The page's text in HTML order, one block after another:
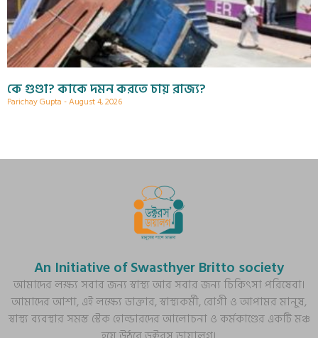
কে গুণ্ডা? কাকে দমন করতে চায় রাজ্য?
Parichay Gupta August 4, 2026
An Initiative of Swasthyer Britto society
আমাদের লক্ষ্য সবার জন্য স্বাস্থ্য আর সবার জন্য চিকিৎসা পরিষেবা।
আমাদের আশা, এই লক্ষ্যে ডাক্তার, স্বাস্থ্যকর্মী, রোগী ও আপামর মানুষ,
স্বাস্থ্য ব্যবস্থার সমস্ত স্টেক হোল্ডারদের আলোচনা ও কর্মকাণ্ডের একটি মঞ্চ